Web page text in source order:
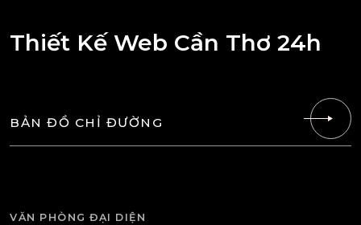
Thiết Kế Web Cần Thơ 24h
BẢN ĐỒ CHỈ ĐƯỜNG
VĂN PHÒNG ĐẠI DIỆN